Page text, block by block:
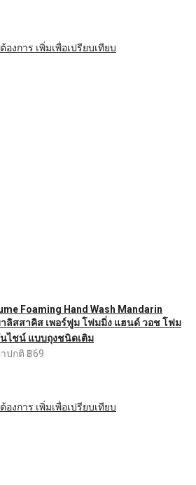
องการ เพิ่มเพื่อเปรียบเทียบ
Foaming Hand Wash Mandarin
ลิสสาคิส เพอร์ฟูม โฟมมิ่ง แฮนด์ วอช โฟม
ไชน์ แบบถุงชนิดเติม
ปกติ ฿69
องการ เพิ่มเพื่อเปรียบเทียบ